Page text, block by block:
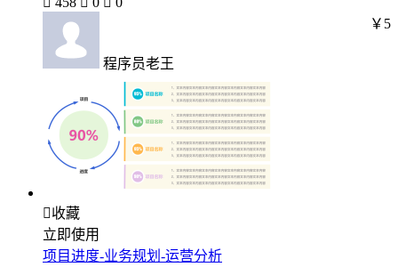
程序员老王
￥5
收藏
立即使用
项目进度-业务规划-运营分析